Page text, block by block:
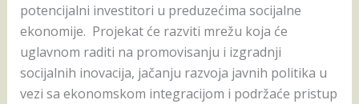
potencijalni investitori u preduzećima socijalne
ekonomije. Projekat će razviti mrežu koja će
uglavnom raditi na promovisanju i izgradnji
socijalnih inovacija, jačanju razvoja javnih politika u
vezi sa ekonomskom integracijom i podržaće pristup